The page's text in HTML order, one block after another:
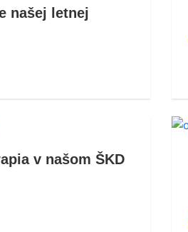
našej letnej
v našom ŠKD